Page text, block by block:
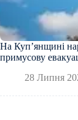
На Куп’янщині
примусову
28 Липня